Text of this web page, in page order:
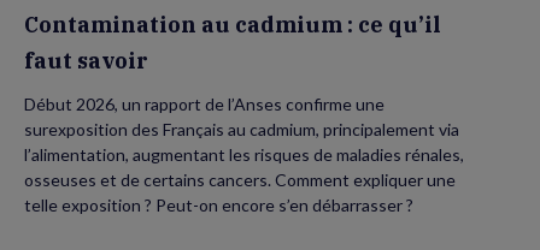
Contamination au cadmium : ce qu’il
faut savoir
Début 2026, un rapport de l’Anses confirme une
surexposition des Français au cadmium, principalement via
l’alimentation, augmentant les risques de maladies rénales,
osseuses et de certains cancers. Comment expliquer une
telle exposition ? Peut-on encore s’en débarrasser ?